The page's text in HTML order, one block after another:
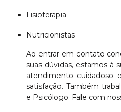
Fisioterapia
Nutricionistas
Ao entrar em contato
suas dúvidas, estamos à
atendimento cuidadoso
satisfação. Também
e Psicólogo. Fale com